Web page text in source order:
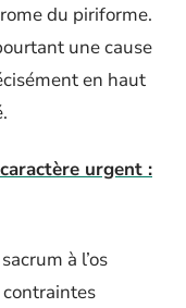
du piriforme.
une cause
en haut
urgent :
à l’os